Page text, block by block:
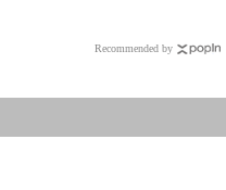
Recommended by